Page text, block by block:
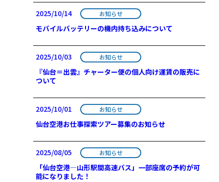
2025/10/14 お知らせ
モバイルバッテリーの機内持ち込みについて
2025/10/03 お知らせ
『仙台＝出雲』チャーター便の個人向け運賃の販売に
ついて
2025/10/01 お知らせ
仙台空港お仕事探索ツアー募集のお知らせ
2025/08/05 お知らせ
「仙台空港―山形駅間高速バス」一部座席の予約が可
能になりました！